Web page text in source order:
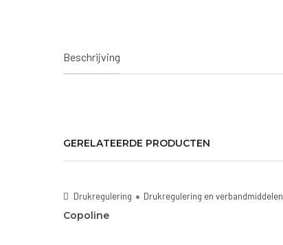
Beschrijving
Drukregulering Drukregulering en verbandmiddelen
Copoline